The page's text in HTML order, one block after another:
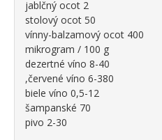
jablčný ocot 2
stolový ocot 50
vínny-balzamový ocot 400
mikrogram / 100 g
dezertné víno 8-40
,červené víno 6-380
biele víno 0,5-12
šampanské 70
pivo 2-30